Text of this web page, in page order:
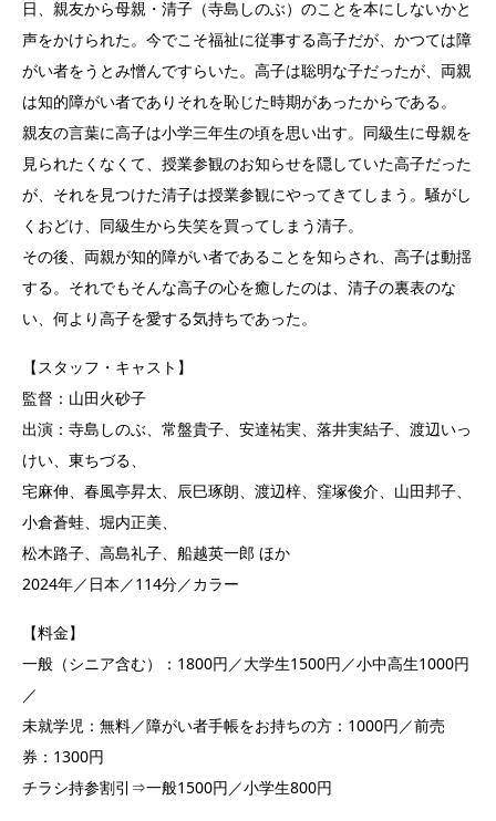
日、親友から母親・清子（寺島しのぶ）のことを本にしないかと
声をかけられた。今でこそ福祉に従事する高子だが、かつては障
がい者をうとみ憎んですらいた。高子は聡明な子だったが、両親
は知的障がい者でありそれを恥じた時期があったからである。
親友の言葉に高子は小学三年生の頃を思い出す。同級生に母親を
見られたくなくて、授業参観のお知らせを隠していた高子だった
が、それを見つけた清子は授業参観にやってきてしまう。騒がし
くおどけ、同級生から失笑を買ってしまう清子。
その後、両親が知的障がい者であることを知らされ、高子は動揺
する。それでもそんな高子の心を癒したのは、清子の裏表のな
い、何より高子を愛する気持ちであった。
【スタッフ・キャスト】
監督：山田火砂子
出演：寺島しのぶ、常盤貴子、安達祐実、落井実結子、渡辺いっ
けい、東ちづる、
宅麻伸、春風亭昇太、辰巳琢朗、渡辺梓、窪塚俊介、山田邦子、
小倉蒼蛙、堀内正美、
松木路子、高島礼子、船越英一郎 ほか
2024年／日本／114分／カラー
【料金】
一般（シニア含む）：1800円／大学生1500円／小中高生1000円
／
未就学児：無料／障がい者手帳をお持ちの方：1000円／前売
券：1300円
チラシ持参割引⇒一般1500円／小学生800円